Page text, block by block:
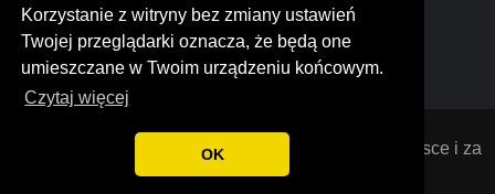
Korzystanie z witryny bez zmiany ustawień
Twojej przeglądarki oznacza, że będą one
umieszczane w Twoim urządzeniu końcowym.
Czytaj więcej
OK
re/max key properties
kizora software private limited
© 2022 Opinie o firmach założonych w Polsce i za
granicą. Wszystkie prawa zastrzeżone.